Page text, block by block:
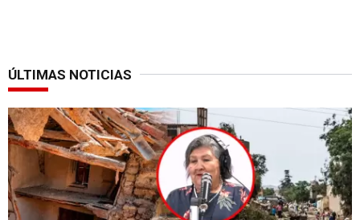
ÚLTIMAS NOTICIAS